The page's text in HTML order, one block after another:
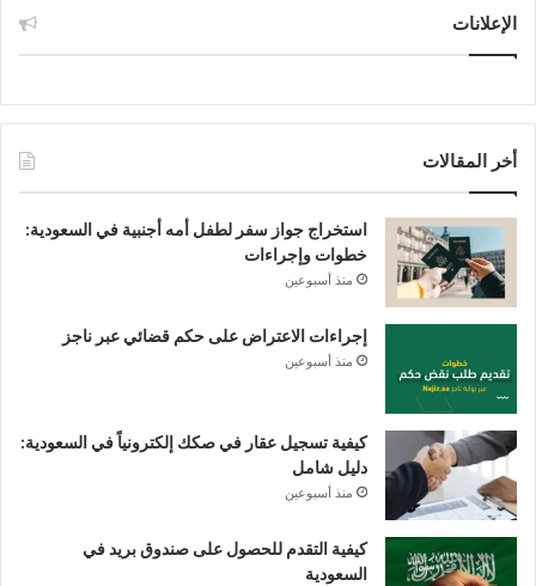
الإعلانات
أخر المقالات
استخراج جواز سفر لطفل أمه أجنبية في السعودية:
خطوات وإجراءات
منذ أسبوعين
إجراءات الاعتراض على حكم قضائي عبر ناجز
منذ أسبوعين
كيفية تسجيل عقار في صكك إلكترونياً في السعودية:
دليل شامل
منذ أسبوعين
كيفية التقدم للحصول على صندوق بريد في
السعودية